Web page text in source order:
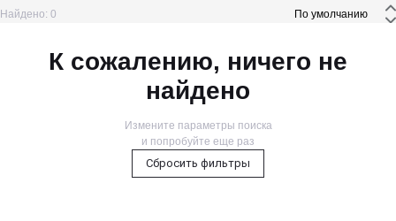
Найдено: 0
К сожалению, ничего не
найдено
Измените параметры поиска
и попробуйте еще раз
Сбросить фильтры